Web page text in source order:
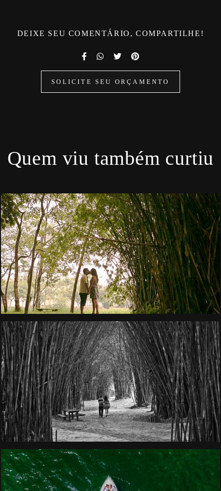
DEIXE SEU COMENTÁRIO, COMPARTILHE!
SOLICITE SEU ORÇAMENTO
Quem viu também curtiu
2479 0
2633 94